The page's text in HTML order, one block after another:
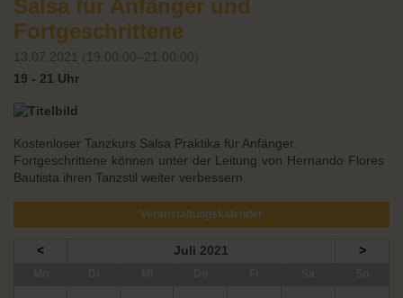
Salsa für Anfänger und
Fortgeschrittene
13.07.2021 (19:00:00–21:00:00)
19 - 21 Uhr
Kostenloser Tanzkurs Salsa Praktika für Anfänger.
Fortgeschrittene können unter der Leitung von Hernando Flores
Bautista ihren Tanzstil weiter verbessern.
Veranstaltungskalender
< Juli 2021 >